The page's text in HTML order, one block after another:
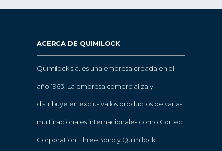
ACERCA DE QUIMILOCK
Quimilock s.a. es una empresa creada en el
año 1963. La empresa comercializa y
distribuye en exclusiva los productos de varias
multinacionales internacionales como Cortec
Corporation, ThreeBond y Quimilock.